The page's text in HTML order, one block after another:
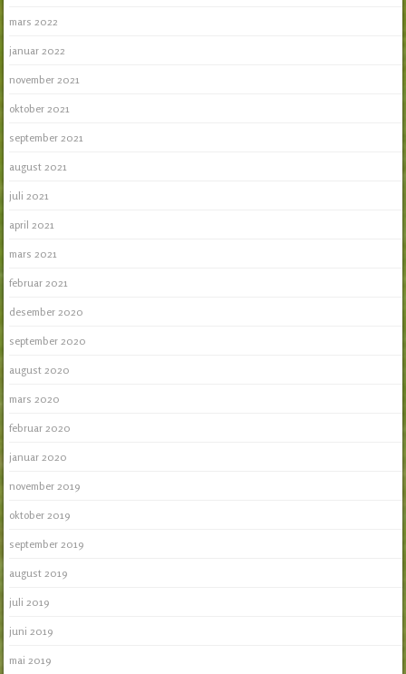
mars 2022
januar 2022
november 2021
oktober 2021
september 2021
august 2021
juli 2021
april 2021
mars 2021
februar 2021
desember 2020
september 2020
august 2020
mars 2020
februar 2020
januar 2020
november 2019
oktober 2019
september 2019
august 2019
juli 2019
juni 2019
mai 2019